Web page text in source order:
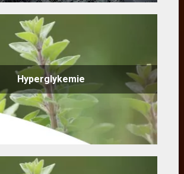
Hyperglykemie